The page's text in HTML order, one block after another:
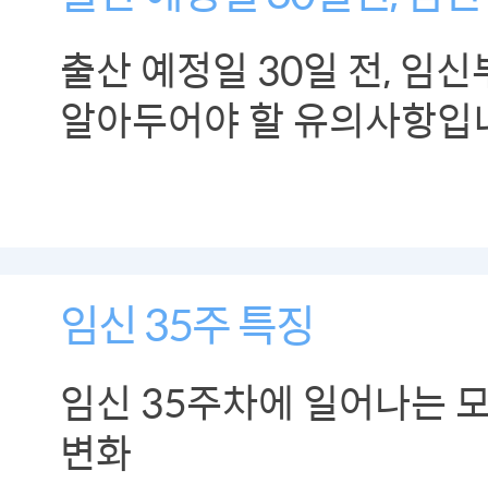
출산 예정일 30일 전, 임신
알아두어야 할 유의사항입
임신 35주 특징
임신 35주차에 일어나는
변화